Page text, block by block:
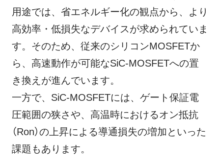
ニュース
イベント
お問い合わせ
閉じる
用途では、省エネルギー化の観点から、より
高効率・低損失なデバイスが求められていま
す。そのため、従来のシリコンMOSFETか
ら、高速動作が可能なSiC-MOSFETへの置
き換えが進んでいます。
一方で、SiC-MOSFETには、ゲート保証電
圧範囲の狭さや、高温時におけるオン抵抗
（Ron）の上昇による導通損失の増加といった
課題もあります。